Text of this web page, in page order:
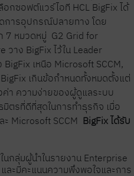
กซอฟต์แวร์ไอที HCL BigFix ได้
การอุปกรณ์ปลายทาง โดย
7 หมวดหมู่ G2 Grid for
วาง BigFix ไว้ใน Leader
เหนือ Microsoft SCCM,
เกินข้อกำหนดทั้งหมดตั้งแต่
ค่า ความง่ายของผู้ดูแลระบบ
รที่ดีที่สุดในการทำธุรกิจ เมื่อ
Microsoft SCCM BigFix ได้รับ
กลุ่มผู้นำในรายงาน Enterprise
ละมีคะแนนความพึงพอใจและการ